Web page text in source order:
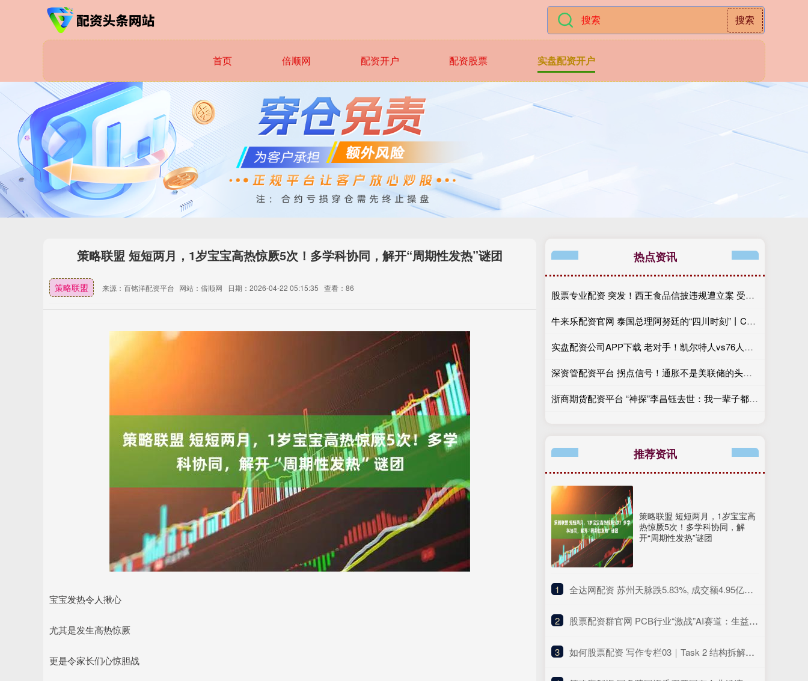
搜索
首页 倍顺网 配资开户 配资股票 实盘配资开户
策略联盟 短短两月，1岁宝宝高热惊厥5次！多学科协同，解开“周期性发热”谜团
策略联盟 来源：百铭洋配资平台 网站：倍顺网 日期：2026-04-22 05:15:35 查看：86
宝宝发热令人揪心
尤其是发生高热惊厥
更是令家长们心惊胆战
热点资讯
股票专业配资 突发！西王食品信披违规遭立案 受损股民可索赔
牛来乐配资官网 泰国总理阿努廷的“四川时刻”丨C视觉
实盘配资公司APP下载 老对手！凯尔特人vs76人赛程出炉：首战4月20日凌晨1点
深资管配资平台 拐点信号！通胀不是美联储的头号问题了？
浙商期货配资平台 “神探”李昌钰去世：我一辈子都在做傻瓜
推荐资讯
策略联盟 短短两月，1岁宝宝高
热惊厥5次！多学科协同，解
开“周期性发热”谜团
1 ​全达网配资 苏州天脉跌5.83%, 成交额4.95亿元, 今日主力净流入-1.06亿
2 ​股票配资群官网 PCB行业“激战”AI赛道：生益电子拟募资26亿元加码高端产能，胜宏科技、东山精密也“出手”了
3 ​如何股票配资 写作专栏03｜Task 2 结构拆解：4 段式永远不会错